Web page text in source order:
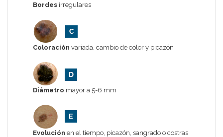
Bordes irregulares
Coloración variada, cambio de color y picazón
Diámetro mayor a 5-6 mm
Evolución en el tiempo, picazón, sangrado o costras